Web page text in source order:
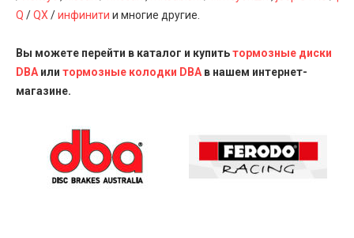
Q /QX /инфинити и многие другие.
Вы можете перейти в каталог и купитьтормозные диски
DBA или тормозные колодки DBA в нашем интернет-
магазине.